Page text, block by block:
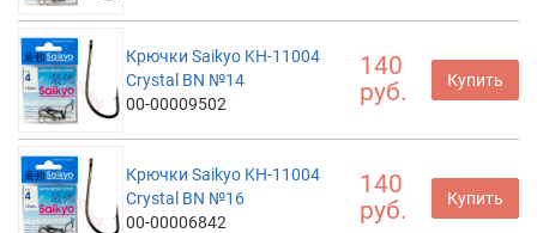
Крючки Saikyo KH-11004
Crystal BN №14
00-00009502
140
руб.
Купить
Крючки Saikyo KH-11004
Crystal BN №16
00-00006842
140
руб.
Купить